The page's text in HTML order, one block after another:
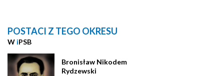
POSTACI Z TEGO OKRESU
W iPSB
Bronisław Nikodem
Rydzewski